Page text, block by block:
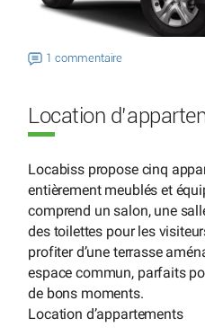
1 commentaire
Location
Locabiss propose cinq
entièrement meublés et
comprend un salon, une
des toilettes pour les
profiter d’une terrasse
espace commun, parfaits
de bons moments.
Location d’appartements